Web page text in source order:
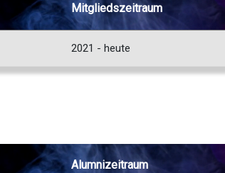
A.mira
Mitglieds­zeitraum
2021 - heute
Alumni­zeitraum